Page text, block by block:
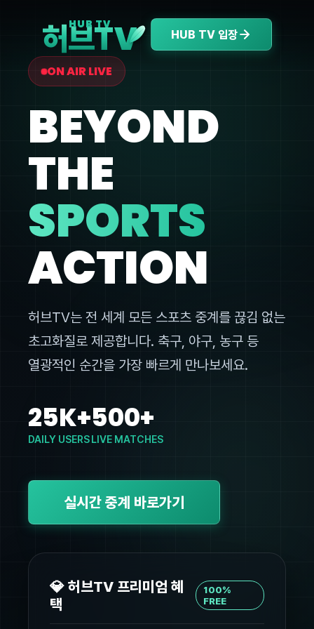
HUB TV
허브TV HUB TV 입장
ON AIR LIVE
BEYOND
THE
SPORTS
ACTION
허브TV는 전 세계 모든 스포츠 중계를 끊김 없는
초고화질로 제공합니다. 축구, 야구, 농구 등
열광적인 순간을 가장 빠르게 만나보세요.
25K+
DAILY USERS
500+
LIVE MATCHES
실시간 중계 바로가기
💎 허브TV 프리미엄 혜
택
100%
FREE